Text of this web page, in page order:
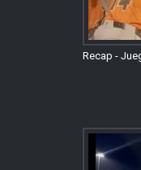
Recap -